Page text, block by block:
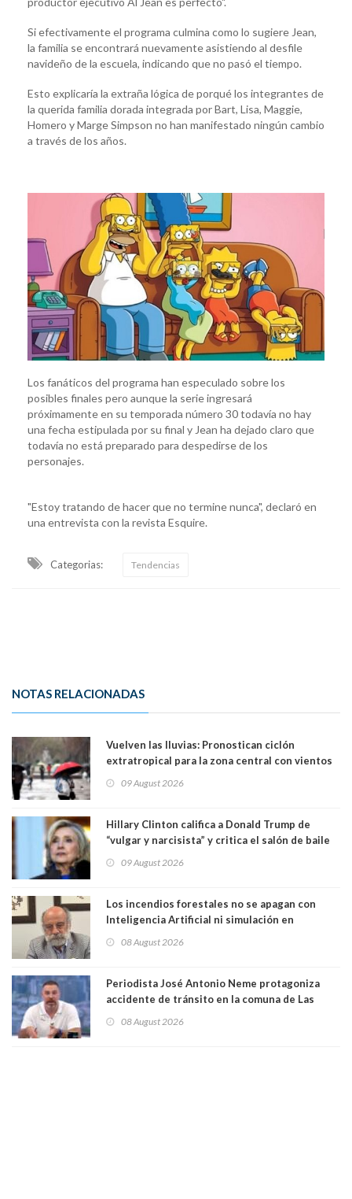
Si efectivamente el programa culmina como lo sugiere Jean,
la familia se encontrará nuevamente asistiendo al desfile
navideño de la escuela, indicando que no pasó el tiempo.
Esto explicaría la extraña lógica de porqué los integrantes de
la querida familia dorada integrada por Bart, Lisa, Maggie,
Homero y Marge Simpson no han manifestado ningún cambio
a través de los años.
Los fanáticos del programa han especulado sobre los
posibles finales pero aunque la serie ingresará
próximamente en su temporada número 30 todavía no hay
una fecha estipulada por su final y Jean ha dejado claro que
todavía no está preparado para despedirse de los
personajes.
"Estoy tratando de hacer que no termine nunca", declaró en
una entrevista con la revista Esquire.
Categorias: Tendencias
NOTAS RELACIONADAS
Vuelven las lluvias: Pronostican ciclón
extratropical para la zona central con vientos
09 August 2026
Hillary Clinton califica a Donald Trump de
“vulgar y narcisista” y critica el salón de baile
casa. Y la está destruyendo”
09 August 2026
Los incendios forestales no se apagan con
Inteligencia Artificial ni simulación en
Magister en Asentamientos Humanos PUC
08 August 2026
Periodista José Antonio Neme protagoniza
accidente de tránsito en la comuna de Las
08 August 2026